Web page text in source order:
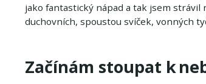
jako fantastický nápad a tak jsem
duchovních, spoustou svíček, vonných
Začínám stoupat k